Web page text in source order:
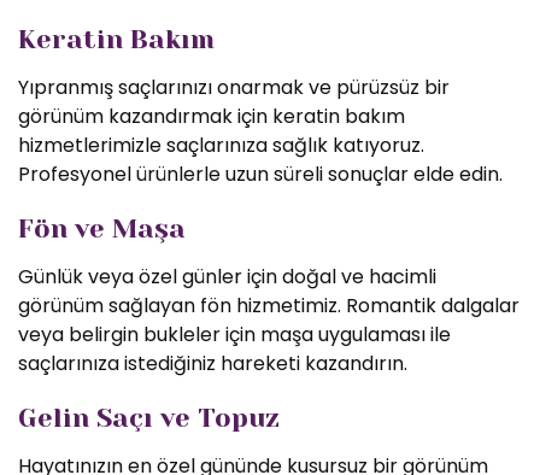
Keratin Bakım
Yıpranmış saçlarınızı onarmak ve pürüzsüz bir
görünüm kazandırmak için keratin bakım
hizmetlerimizle saçlarınıza sağlık katıyoruz.
Profesyonel ürünlerle uzun süreli sonuçlar elde edin.
Fön ve Maşa
Günlük veya özel günler için doğal ve hacimli
görünüm sağlayan fön hizmetimiz. Romantik dalgalar
veya belirgin bukleler için maşa uygulaması ile
saçlarınıza istediğiniz hareketi kazandırın.
Gelin Saçı ve Topuz
Hayatınızın en özel gününde kusursuz bir görünüm